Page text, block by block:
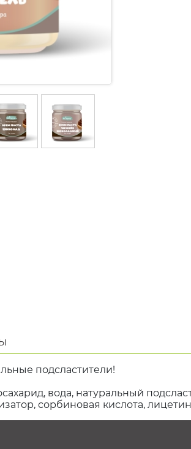
подсластители!
вода, натуральный
сорбиновая кислота,